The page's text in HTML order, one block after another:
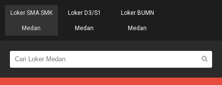
Loker SMA SMK
Medan
Loker D3/S1
Medan
Loker BUMN
Medan